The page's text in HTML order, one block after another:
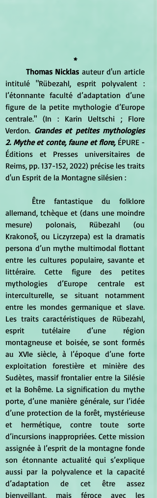
*
Thomas Nicklas auteur d'un article
intitulé "Rübezahl, esprit polyvalent :
l’étonnante faculté d’adaptation d’une
figure de la petite mythologie d’Europe
centrale." (In : Karin Ueltschi ; Flore
Verdon. Grandes et petites mythologies
2. Mythe et conte, faune et flore, ÉPURE -
Éditions et Presses universitaires de
Reims, pp. 137-152, 2022) précise les traits
d'un Esprit de la Montagne silésien :
allemand, tchèque et (dans une moindre
mesure) polonais, Rübezahl (ou
Krakonoš, ou Liczyrzepa) est la dramatis
persona d’un mythe multimodal flottant
entre les cultures populaire, savante et
littéraire. Cette figure des petites
mythologies d’Europe centrale est
interculturelle, se situant notamment
entre les mondes germanique et slave.
Les traits caractéristiques de Rübezahl,
esprit tutélaire d’une région
montagneuse et boisée, se sont formés
au XVIe siècle, à l’époque d’une forte
exploitation forestière et minière des
Sudètes, massif frontalier entre la Silésie
et la Bohême. La signification du mythe
porte, d’une manière générale, sur l’idée
d’une protection de la forêt, mystérieuse
et hermétique, contre toute sorte
d’incursions inappropriées. Cette mission
assignée à l’esprit de la montagne fonde
son étonnante actualité qui s’explique
aussi par la polyvalence et la capacité
d’adaptation de cet être assez
bienveillant, mais féroce avec les